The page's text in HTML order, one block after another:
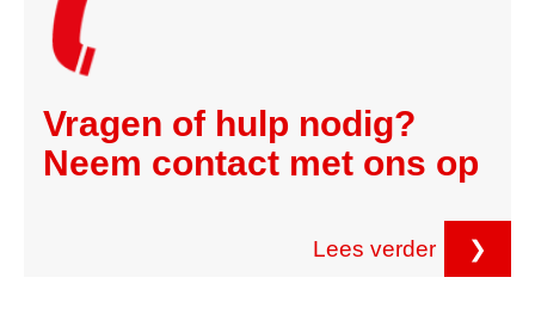
Vragen of hulp nodig?
Neem contact met ons op
Lees verder ❯